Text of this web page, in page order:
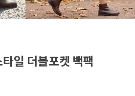
일 더블포켓 백팩